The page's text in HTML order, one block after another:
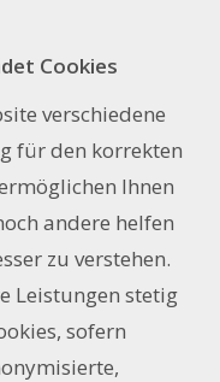
8.1% MwSt.
Nr B20.0309
Cookies
verschiedene
für den korrekten
Ihnen
andere helfen
zu verstehen.
Leistungen stetig
sofern